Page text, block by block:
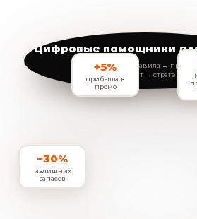
Цифровые помощники
стратегия → правила →
→ результат → стратегия
+5%
прибыли в
промо
−30%
излишних
запасов